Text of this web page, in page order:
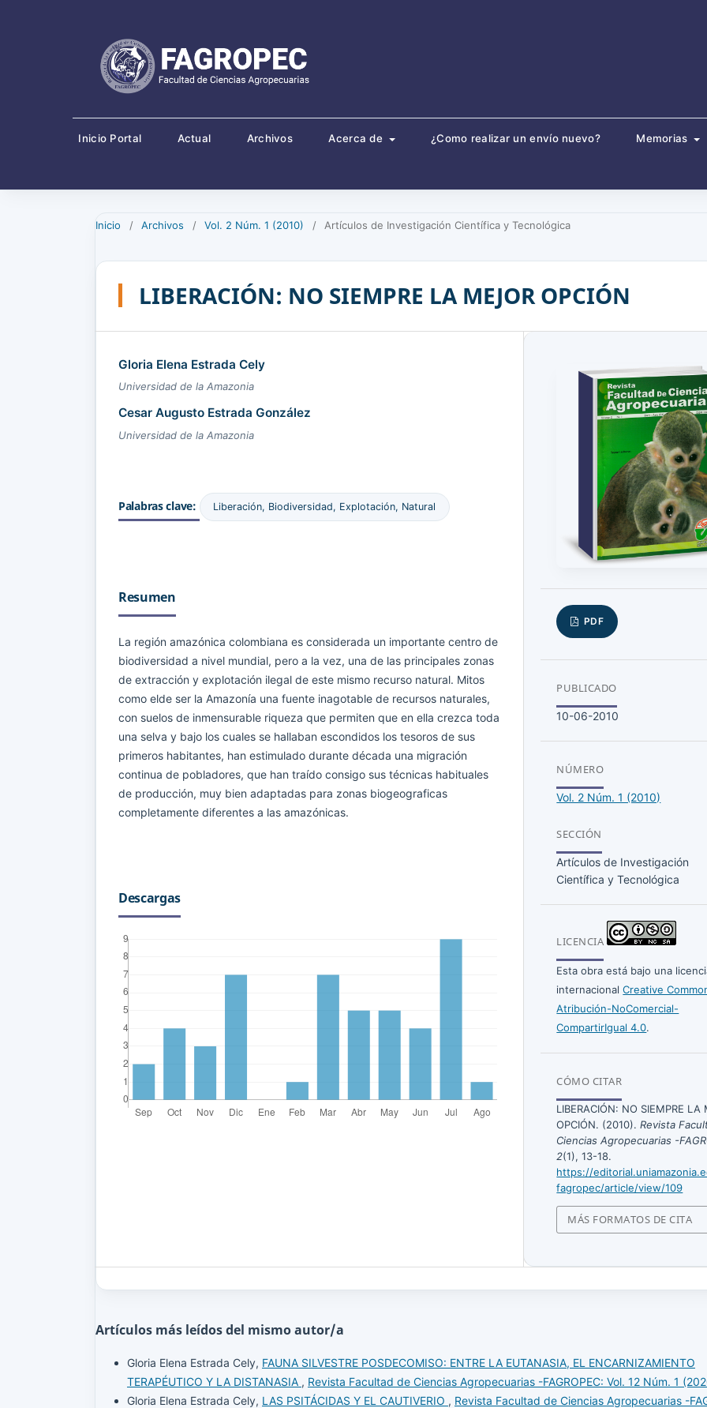
Inicio Portal Actual Archivos Acerca de ¿Como realizar un envío nuevo? Memorias
Inicio / Archivos / Vol. 2 Núm. 1 (2010) / Artículos de Investigación Científica y Tecnológica
LIBERACIÓN: NO SIEMPRE LA MEJOR OPCIÓN
Gloria Elena Estrada Cely
Universidad de la Amazonia
Cesar Augusto Estrada González
Universidad de la Amazonia
Palabras clave: Liberación, Biodiversidad, Explotación, Natural
Resumen
La región amazónica colombiana es considerada un importante centro de
biodiversidad a nivel mundial, pero a la vez, una de las principales zonas
de extracción y explotación ilegal de este mismo recurso natural. Mitos
como elde ser la Amazonía una fuente inagotable de recursos naturales,
con suelos de inmensurable riqueza que permiten que en ella crezca toda
una selva y bajo los cuales se hallaban escondidos los tesoros de sus
primeros habitantes, han estimulado durante década una migración
continua de pobladores, que han traído consigo sus técnicas habituales
de producción, muy bien adaptadas para zonas biogeograficas
completamente diferentes a las amazónicas.
Descargas
PDF
PUBLICADO
10-06-2010
NÚMERO
Vol. 2 Núm. 1 (2010)
SECCIÓN
Artículos de Investigación
Científica y Tecnológica
LICENCIA
Esta obra está bajo una
internacionalCreative
Atribución-NoComercial-
CompartirIgual 4.0.
CÓMO CITAR
LIBERACIÓN: NO SIEMPRE LA
OPCIÓN. (2010).Revista
Ciencias Agropecuarias -
2(1), 13-18.
https://
fagropec/article/view/109
MÁS FORMATOS DE CITA
Artículos más leídos del mismo autor/a
Gloria Elena Estrada Cely, FAUNA SILVESTRE POSDECOMISO: ENTRE LA EUTANASIA, EL ENCARNIZAMIENTO
TERAPÉUTICO Y LA DISTANASIA , Revista Facultad de Ciencias Agropecuarias -FAGROPEC: Vol. 12 Núm. 1
Gloria Elena Estrada Cely, LAS PSITÁCIDAS Y EL CAUTIVERIO , Revista Facultad de Ciencias Agropecuarias -